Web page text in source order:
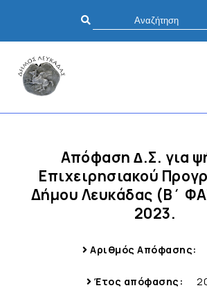
Απόφαση ∆.Σ. για
Επιχειρησιακού
Δήμου Λευκάδας (Β΄
2023.
Αριθμός Απόφασης:
Έτος απόφασης: